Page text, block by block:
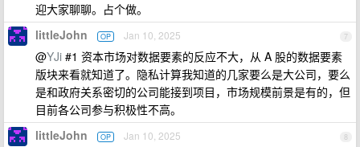
迎大家聊聊。占个做。
7
littleJohn OP Jan 10, 2025
@YJi #1 资本市场对数据要素的反应不大，从 A 股的数据要素
版块来看就知道了。隐私计算我知道的几家要么是大公司，要么
是和政府关系密切的公司能接到项目，市场规模前景是有的，但
目前各公司参与积极性不高。
8
littleJohn OP Jan 10, 2025